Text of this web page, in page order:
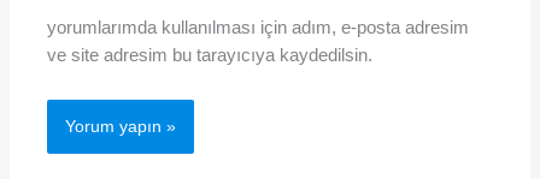
yorumlarımda kullanılması için adım, e-posta adresim
ve site adresim bu tarayıcıya kaydedilsin.